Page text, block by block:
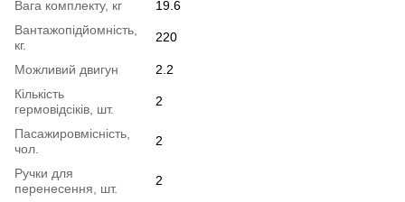
Вага комплекту, кг
19.6
Вантажопідйомність,
кг.
220
Можливий двигун
2.2
Кількість
гермовідсіків, шт.
2
Пасажировмісність,
чол.
2
Ручки для
перенесення, шт.
2